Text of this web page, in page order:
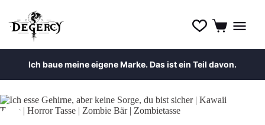
Ich baue meine eigene Marke. Das ist ein Teil davon.
Inhalt
springen